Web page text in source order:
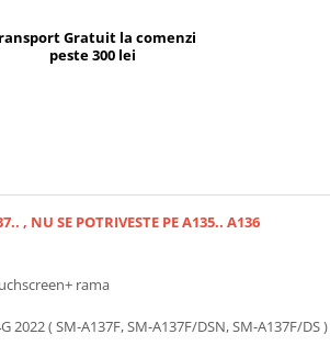
Gratuit la comenzi
peste 300 lei
, NU SE POTRIVESTE PE A135.. A136
rama
2022 (SM-A137F, SM-A137F/DSN, SM-A137F/DS )